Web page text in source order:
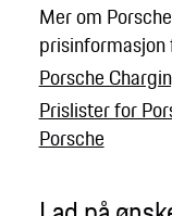
Mer om
prisinformasjon
Porsche
Prislister for
Porsche